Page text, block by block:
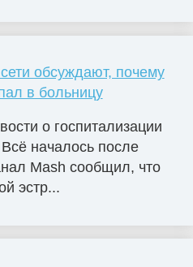
обсуждают, почему
в больницу
о госпитализации
началось после
Mash сообщил, что
эстр...